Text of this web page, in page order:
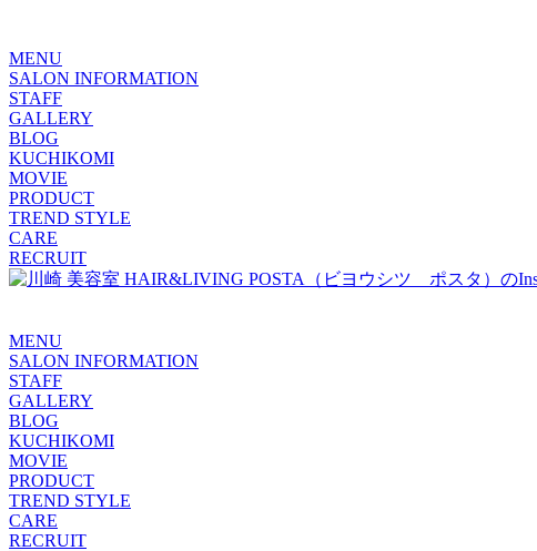
MENU
SALON INFORMATION
STAFF
GALLERY
BLOG
KUCHIKOMI
MOVIE
PRODUCT
TREND STYLE
CARE
RECRUIT
MENU
SALON INFORMATION
STAFF
GALLERY
BLOG
KUCHIKOMI
MOVIE
PRODUCT
TREND STYLE
CARE
RECRUIT